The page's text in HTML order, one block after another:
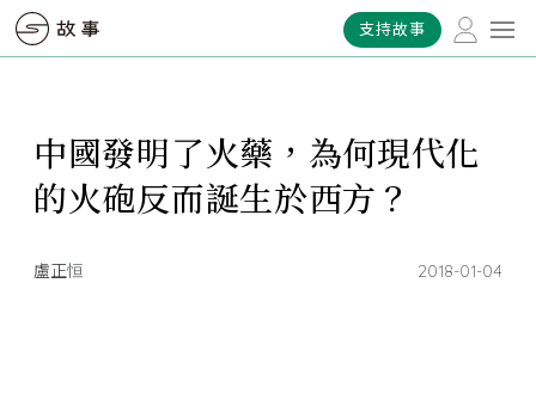
支持故事
中國發明了火藥，為何現代化
的火砲反而誕生於西方？
盧正恒 2018-01-04